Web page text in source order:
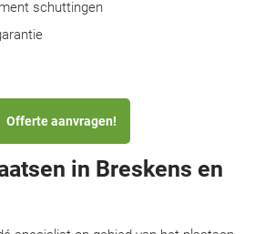
schuttingen
Offerte aanvragen!
in Breskens en